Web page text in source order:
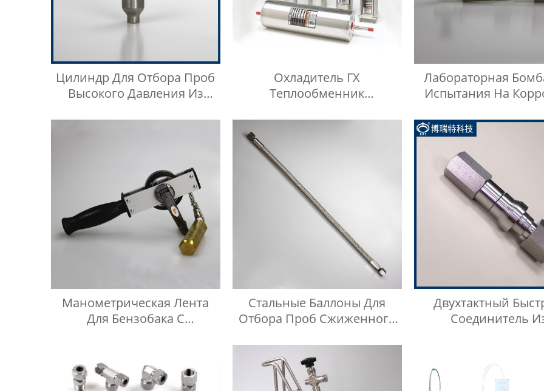
Цилиндр Для Отбора Проб
Высокого Давления Из
Охладитель ГХ
Теплообменник
Оборудование Охладитель
Лабораторная
Испытания На
Манометрическая Лента
Для Бензобака С
Стальные Баллоны Для
Отбора Проб Сжиженного
Высокого Давления Длиной
1 Метр
Двухтактный
Соединитель